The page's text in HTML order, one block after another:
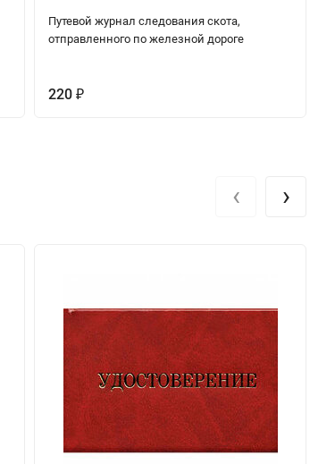
Путевой журнал следования скота,
отправленного по железной дороге
220₽
‹ ›